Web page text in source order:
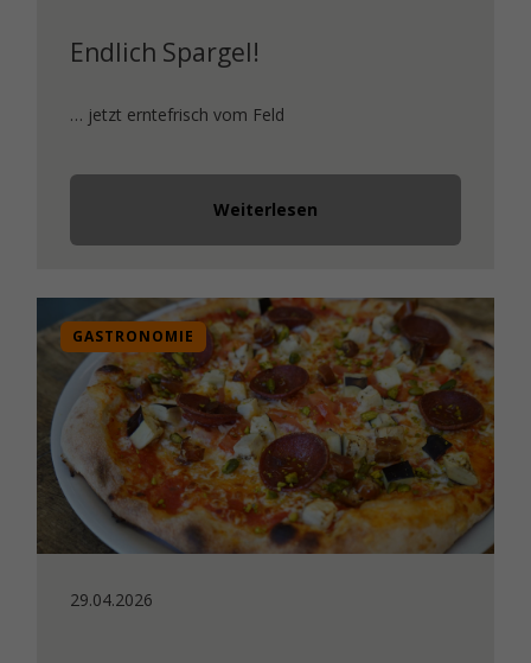
Endlich Spargel!
… jetzt erntefrisch vom Feld
Weiterlesen
GASTRONOMIE
29.04.2026